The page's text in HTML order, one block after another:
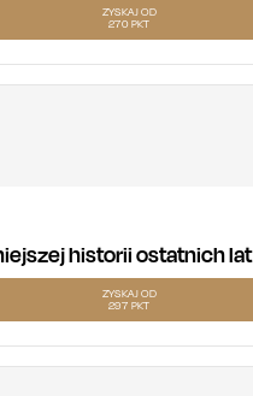
ZYSKAJ OD
270 PKT
historii ostatnich lat
ZYSKAJ OD
297 PKT